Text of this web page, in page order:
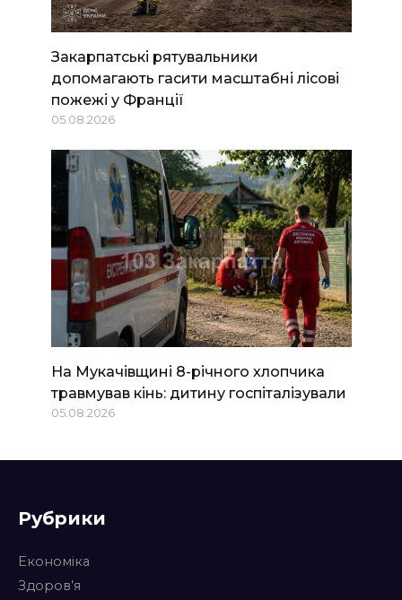
Закарпатські рятувальники
допомагають гасити масштабні лісові
пожежі у Франції
05.08.2026
На Мукачівщині 8-річного хлопчика
травмував кінь: дитину госпіталізували
05.08.2026
Рубрики
Економіка
Здоров’я